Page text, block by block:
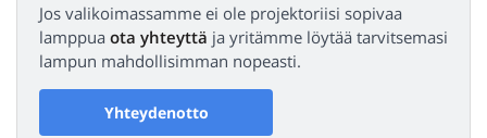
Jos valikoimassamme ei ole projektoriisi sopivaa
lamppua ota yhteyttä ja yritämme löytää tarvitsemasi
lampun mahdollisimman nopeasti.
Yhteydenotto